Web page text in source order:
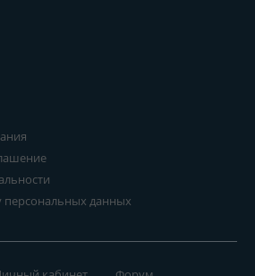
персональных данных